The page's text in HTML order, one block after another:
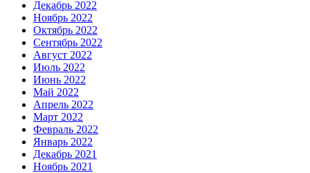
Декабрь 2022
Ноябрь 2022
Октябрь 2022
Сентябрь 2022
Август 2022
Июль 2022
Июнь 2022
Май 2022
Апрель 2022
Март 2022
Февраль 2022
Январь 2022
Декабрь 2021
Ноябрь 2021